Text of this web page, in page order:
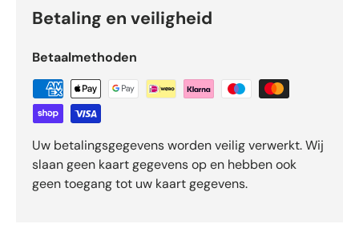
Betaling en veiligheid
Betaalmethoden
Uw betalingsgegevens worden veilig verwerkt. Wij
slaan geen kaart gegevens op en hebben ook
geen toegang tot uw kaart gegevens.